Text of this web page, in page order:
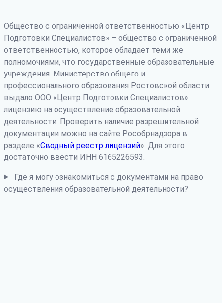
Общество с ограниченной ответственностью «Центр
Подготовки Специалистов» – общество с ограниченной
ответственностью, которое обладает теми же
полномочиями, что государственные образовательные
учреждения. Министерство общего и
профессионального образования Ростовской области
выдало ООО «Центр Подготовки Специалистов»
лицензию на осуществление образовательной
деятельности. Проверить наличие разрешительной
документации можно на сайте Рособрнадзора в
разделе «Сводный реестр лицензий». Для этого
достаточно ввести ИНН 6165226593.
Где я могу ознакомиться с документами на право
осуществления образовательной деятельности?